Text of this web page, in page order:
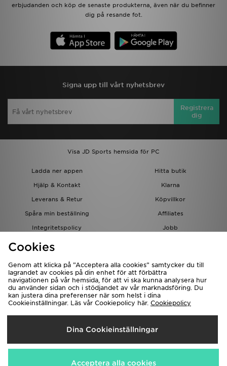
erbjudanden och köp de senaste produkterna, även när du befinner
dig på resande fot.
Signa upp till vårt nyhetsbrev
Registrera
dig
Visa JD Sports hemsida för PC
Ladda ner appen
Hitta butik
Hjälp & Kontakt
Klarna
Leverans & Retur
Köpvillkor
Spåra min beställning
Affiliates
Integritetspolicy
Jobb
JD-bloggen
Levererar Till
Sverige
Vi accepterar följande betalningssätt
Cookies
Genom att klicka på ”Acceptera alla cookies” samtycker du till
lagrandet av cookies på din enhet för att förbättra
navigationen på vår hemsida, för att vi ska kunna analysera hur
du använder sidan och i stödjandet av vår marknadsföring. Du
kan justera dina preferenser när som helst i dina
Cookieinställningar. Läs vår Cookiepolicy här. Cookiepolicy
Dina Cookieinställningar
Acceptera alla cookies